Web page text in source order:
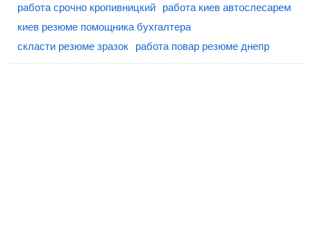
работа срочно кропивницкий
работа киев автослесарем
киев резюме помощника бухгалтера
скласти резюме зразок
работа повар резюме днепр